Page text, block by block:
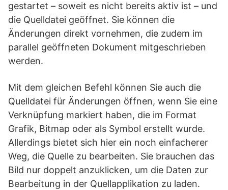
gestartet – soweit es nicht bereits aktiv ist – und
die Quelldatei geöffnet. Sie können die
Änderungen direkt vornehmen, die zudem im
parallel geöffneten Dokument mitgeschrieben
werden.
Mit dem gleichen Befehl können Sie auch die
Quelldatei für Änderungen öffnen, wenn Sie eine
Verknüpfung markiert haben, die im Format
Grafik, Bitmap oder als Symbol erstellt wurde.
Allerdings bietet sich hier ein noch einfacherer
Weg, die Quelle zu bearbeiten. Sie brauchen das
Bild nur doppelt anzuklicken, um die Daten zur
Bearbeitung in der Quellapplikation zu laden.